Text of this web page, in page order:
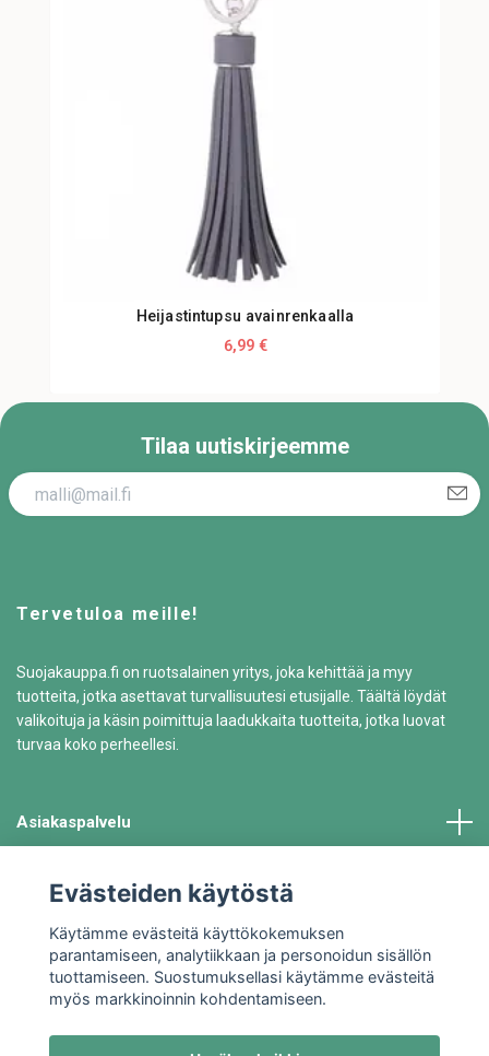
Heijastintupsu avainrenkaalla
6,99 €
Tilaa uutiskirjeemme
Tervetuloa meille!
Suojakauppa.fi on ruotsalainen yritys, joka kehittää ja myy
tuotteita, jotka asettavat turvallisuutesi etusijalle. Täältä löydät
valikoituja ja käsin poimittuja laadukkaita tuotteita, jotka luovat
turvaa koko perheellesi.
Asiakaspalvelu
TiedotEvästeiden käytöstä
Käytämme evästeitä käyttökokemuksen
parantamiseen, analytiikkaan ja personoidun sisällön
tuottamiseen. Suostumuksellasi käytämme evästeitä
myös markkinoinnin kohdentamiseen.